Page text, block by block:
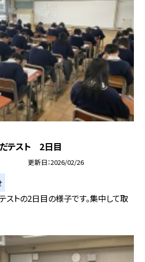
テスト 2日目
更新日 2026/02/26
ストの2日目の様子です。集中して取